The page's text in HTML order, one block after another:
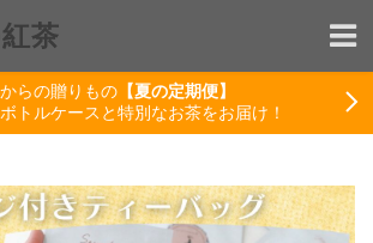
らの贈りもの【夏の定期便】
トルケースと特別なお茶をお届け！
茶